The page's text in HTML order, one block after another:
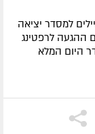
למסדר יציאה
לרפטינג
היום המלא